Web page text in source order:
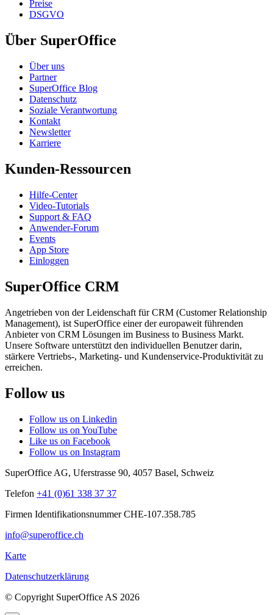
Preise
DSGVO
Über SuperOffice
Über uns
Partner
SuperOffice Blog
Datenschutz
Soziale Verantwortung
Kontakt
Newsletter
Karriere
Kunden-Ressourcen
Hilfe-Center
Video-Tutorials
Support & FAQ
Anwender-Forum
Events
App Store
Einloggen
SuperOffice CRM
Angetrieben von der Leidenschaft für CRM (Customer Relationship
Management), ist SuperOffice einer der europaweit führenden
Anbieter von CRM Lösungen im Business to Business Markt.
Unsere Software unterstützt den individuellen Benutzer darin,
stärkere Vertriebs-, Marketing- und Kundenservice-Produktivität zu
erreichen.
Follow us
Follow us on Linkedin
Follow us on YouTube
Like us on Facebook
Follow us on Instagram
SuperOffice AG, Uferstrasse 90, 4057 Basel, Schweiz
Telefon +41 (0)61 338 37 37
Firmen Identifikationsnummer CHE-107.358.785
info@superoffice.ch
Karte
Datenschutzerklärung
© Copyright SuperOffice AS 2026